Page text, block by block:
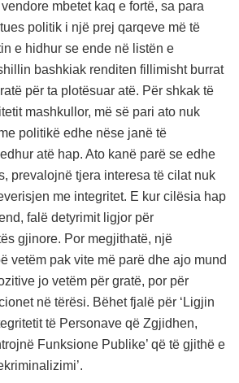
mbetet kaq e fortë, sa para
politik i një prej qarqeve më të
e hidhur se ende në listën e
bashkiak renditen fillimisht burrat
për ta plotësuar atë. Për shkak të
mashkullor, më së pari ato nuk
politikë edhe nëse janë të
atë hap. Ato kanë parë se edhe
prevalojnë tjera interesa të cilat nuk
me integritet. E kur cilësia hap
falë detyrimit ligjor për
gjinore. Por megjithatë, një
vetëm pak vite më parë dhe ajo mund
jo vetëm për gratë, por për
në tërësi. Bëhet fjalë për ‘Ligjin
të Personave që Zgjidhen,
Funksione Publike’ që të gjithë e